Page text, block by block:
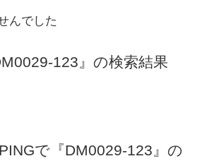
んでした
123』の検索結果
で『DM0029-123』の